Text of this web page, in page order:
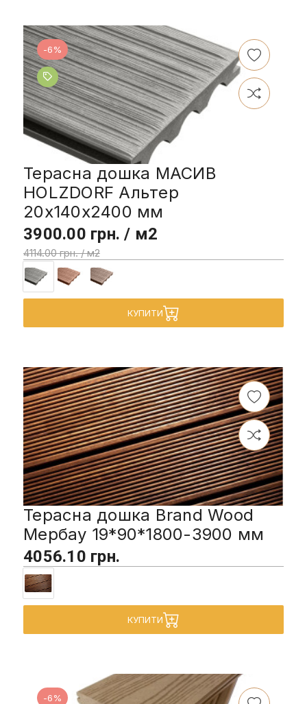
-6%
Терасна дошка МАСИВ
HOLZDORF Альтер
20х140х2400 мм
3900.00 грн. / м2
4114.00 грн. / м2
КУПИТИ
Терасна дошка Brand Wood
Мербау 19*90*1800-3900 мм
4056.10 грн.
КУПИТИ
-6%